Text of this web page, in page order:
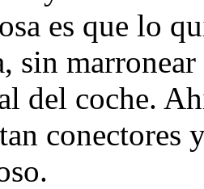
es que lo
sin
del coche.
conectores